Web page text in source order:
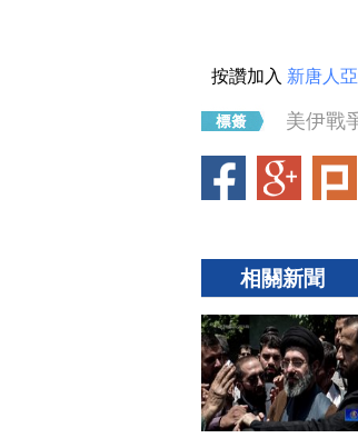
按讚加入 新唐人
美伊戰
相關新聞